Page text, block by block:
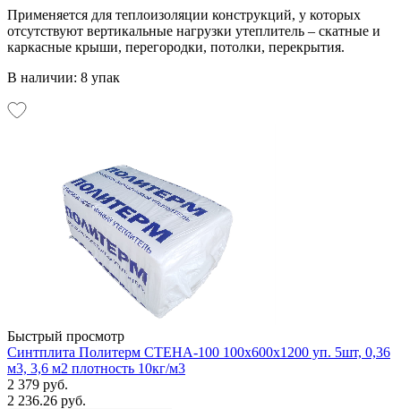
Применяется для теплоизоляции конструкций, у которых
отсутствуют вертикальные нагрузки утеплитель – скатные и
каркасные крыши, перегородки, потолки, перекрытия.
В наличии: 8 упак
Быстрый просмотр
Синтплита Политерм СТЕНА-100 100х600х1200 уп. 5шт, 0,36
м3, 3,6 м2 плотность 10кг/м3
2 379 руб.
2 236.26 руб.